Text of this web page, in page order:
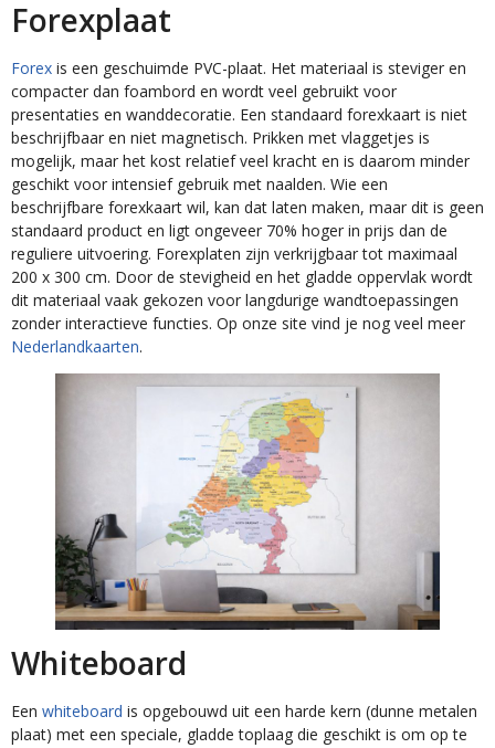
Forexplaat
Forex is een geschuimde PVC-plaat. Het materiaal is steviger en
compacter dan foambord en wordt veel gebruikt voor
presentaties en wanddecoratie. Een standaard forexkaart is niet
beschrijfbaar en niet magnetisch. Prikken met vlaggetjes is
mogelijk, maar het kost relatief veel kracht en is daarom minder
geschikt voor intensief gebruik met naalden. Wie een
beschrijfbare forexkaart wil, kan dat laten maken, maar dit is geen
standaard product en ligt ongeveer 70% hoger in prijs dan de
reguliere uitvoering. Forexplaten zijn verkrijgbaar tot maximaal
200 x 300 cm. Door de stevigheid en het gladde oppervlak wordt
dit materiaal vaak gekozen voor langdurige wandtoepassingen
zonder interactieve functies. Op onze site vind je nog veel meer
Nederlandkaarten.
Whiteboard
Een whiteboard is opgebouwd uit een harde kern (dunne metalen
plaat) met een speciale, gladde toplaag die geschikt is om op te